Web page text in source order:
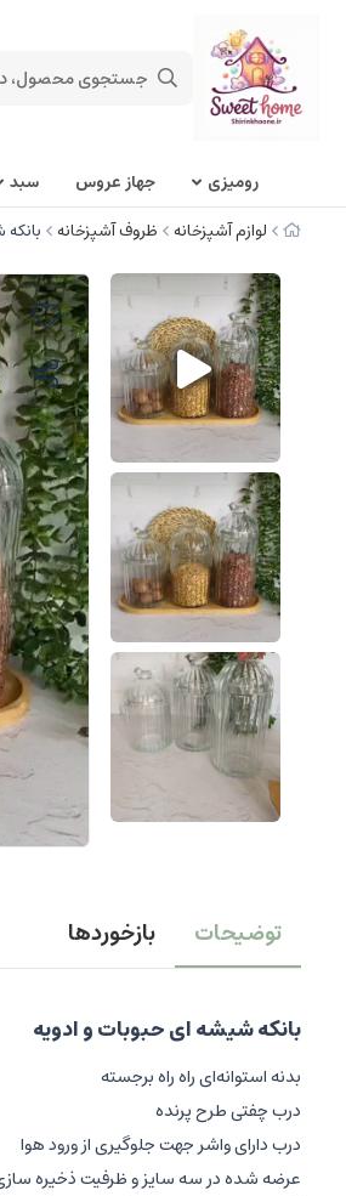
روميزی جهاز عروس سبد
لوازم آشپزخانه
ظروف آشپزخانه
توضیحات بازخوردها
بانکه شیشه ای حبوبات و ادویه
بدنه استوانه‌ای راه راه برجسته
درب چفتی طرح پرنده
درب دارای واشر جهت جلوگیری از ورود هوا
عرضه شده در سه سایز و ظرفیت ذخیره